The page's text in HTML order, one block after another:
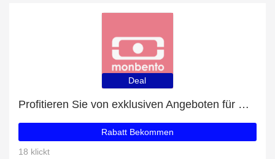
Deal
Profitieren Sie von exklusiven Angeboten für MB I-cy + 28% Rabatt auf Newsletter-Abonnements
Rabatt Bekommen
18 klickt